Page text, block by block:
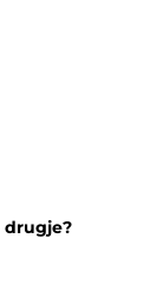
drugje?